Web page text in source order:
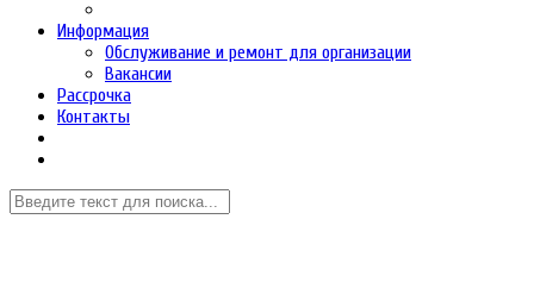
Информация
Обслуживание и ремонт для организации
Вакансии
Рассрочка
Контакты